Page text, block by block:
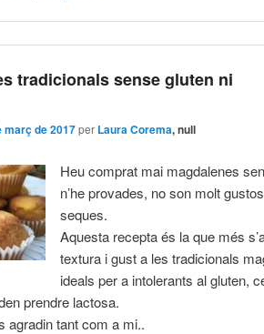
tradicionals sense gluten ni
març de 2017 per Laura Corema, null
Heu comprat mai magdalenes
n’he provades, no son molt
seques.
Aquesta recepta és la que més
textura i gust a les tradicionals
ideals per a intolerants al gluten,
prendre lactosa.
agradin tant com a mi..